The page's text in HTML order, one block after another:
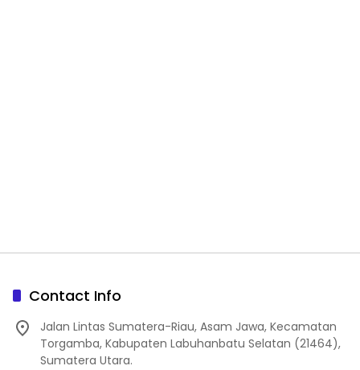
Contact Info
Jalan Lintas Sumatera-Riau, Asam Jawa, Kecamatan
Torgamba, Kabupaten Labuhanbatu Selatan (21464),
Sumatera Utara.